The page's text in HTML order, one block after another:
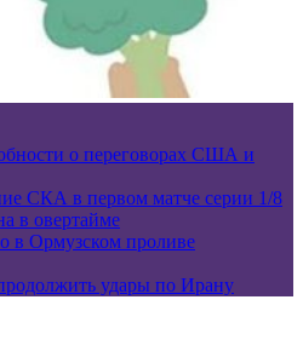
о переговорах США и
СКА в первом матче серии 1/8
в овертайме
Ормузском проливе
удары по Ирану